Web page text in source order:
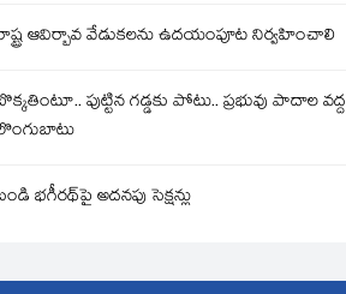
ఆవిర్బావ వేడుకలను ఉదయంపూట నిర్వహించాలి
పుట్టిన గడ్డకు పోటు.. ప్రభువు పాదాల వద్ద
భగీరథ్‌పై అదనపు సెక్షన్లు